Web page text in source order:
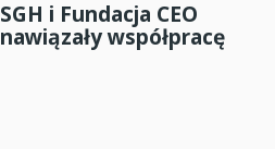
SGH i Fundacja CEO
nawiązały współpracę